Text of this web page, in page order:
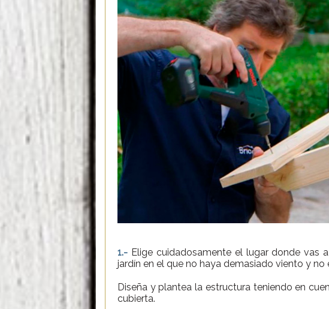
1.- Elige cuidadosamente el lugar donde vas
jardín en el que no haya demasiado viento y no
Diseña y plantea la estructura teniendo en
cubierta.